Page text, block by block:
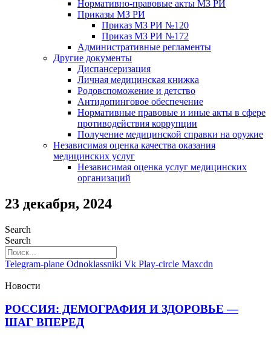
Нормативно-правовые акты МЗ РИ
Приказы МЗ РИ
Приказ МЗ РИ №120
Приказ МЗ РИ №172
Административные регламенты
Другие документы
Диспансеризация
Личная медицинская книжка
Родовспоможение и детство
Антидопинговое обеспечение
Нормативные правовые и иные акты в сфере
противодействия коррупции
Получение медицинской справки на оружие
Независимая оценка качества оказания
медицинских услуг
Независимая оценка услуг медицинскиx
организаций
23 декабря, 2024
Search
Search
Telegram-plane Odnoklassniki Vk Play-circle Maxcdn
Новости
РОССИЯ: ДЕМОГРАФИЯ И ЗДОРОВЬЕ —
ШАГ ВПЕРЕД